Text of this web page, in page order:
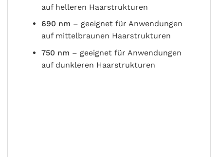
auf helleren Haarstrukturen
690 nm – geeignet für Anwendungen
auf mittelbraunen Haarstrukturen
750 nm – geeignet für Anwendungen
auf dunkleren Haarstrukturen